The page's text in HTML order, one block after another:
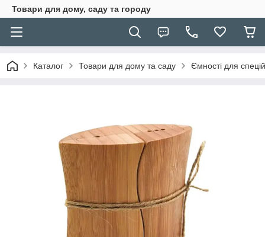
Товари для дому, саду та городу
Каталог Товари для дому та саду Ємності для спецій